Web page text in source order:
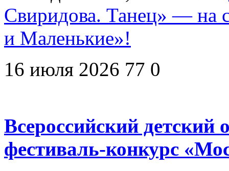
Свиридова. Танец» — на
и Маленькие»!
16 июля 2026 77 0
Всероссийский
фестиваль-конкурс